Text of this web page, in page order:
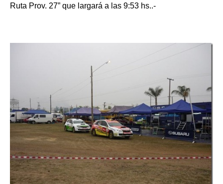
Ruta Prov. 27” que largará a las 9:53 hs..-